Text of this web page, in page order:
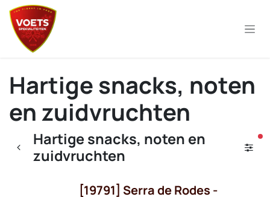
Overslaan naar inhoud
Hartige snacks, noten
en zuidvruchten
Hartige snacks, noten en
zuidvruchten
[19791] Serra de Rodes -